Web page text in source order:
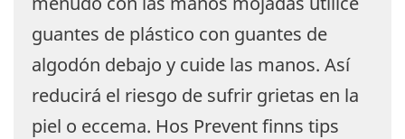
guantes de plástico con guantes de
algodón debajo y cuide las manos. Así
reducirá el riesgo de sufrir grietas en la
piel o eccema. Hos Prevent finns tips